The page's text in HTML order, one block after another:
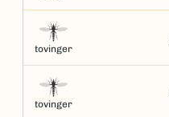
tovinger
tovinger